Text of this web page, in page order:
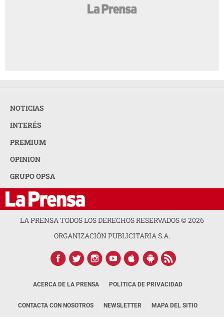
NOTICIAS
INTERÉS
PREMIUM
OPINION
GRUPO OPSA
LA PRENSA TODOS LOS DERECHOS RESERVADOS ©2026
ORGANIZACIÓN PUBLICITARIA S.A.
ACERCA DE LA PRENSA POLÍTICA DE PRIVACIDAD
CONTACTA CON NOSOTROS NEWSLETTER MAPA DEL SITIO